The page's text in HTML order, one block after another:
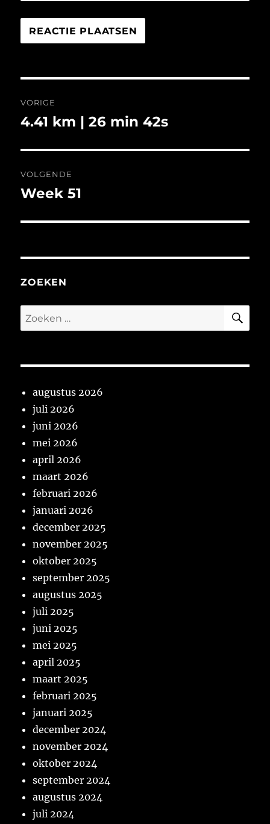
navigatie
VORIGE
Vorig
4.41 km | 26 min 42s
VOLGENDE
Volgend
Week 51
ZOEKEN
Zoeken
naar:
augustus 2026
juli 2026
juni 2026
mei 2026
april 2026
maart 2026
februari 2026
januari 2026
december 2025
november 2025
oktober 2025
september 2025
augustus 2025
juli 2025
juni 2025
mei 2025
april 2025
maart 2025
februari 2025
januari 2025
december 2024
november 2024
oktober 2024
september 2024
augustus 2024
juli 2024